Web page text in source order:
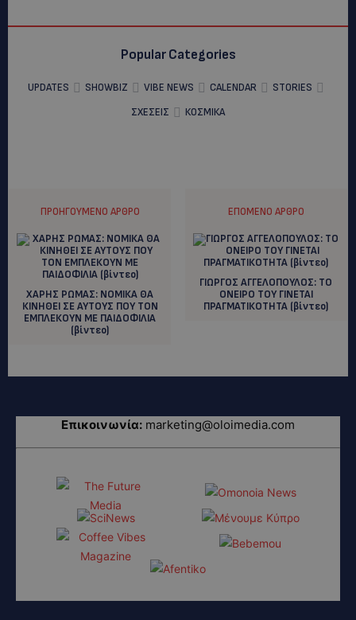
Popular Categories
UPDATES SHOWBIZ VIBE NEWS CALENDAR
STORIES
ΣΧΕΣΕΙΣ
ΚΟΣΜΙΚΑ
ΠΡΟΗΓΟΎΜΕΝΟ ΆΡΘΡΟ
XΑΡΗΣ ΡΩΜΑΣ: ΝΟΜΙΚΑ ΘΑ
ΚΙΝΗΘΕΙ ΣΕ ΑΥΤΟΥΣ ΠΟΥ ΤΟΝ
ΕΜΠΛΕΚΟΥΝ ΜΕ ΠΑΙΔΟΦΙΛΙΑ
(βίντεο)
ΕΠΌΜΕΝΟ ΆΡΘΡΟ
ΓΙΩΡΓΟΣ ΑΓΓΕΛΟΠΟΥΛΟΣ: ΤΟ
ΟΝΕΙΡΟ ΤΟΥ ΓΙΝΕΤΑΙ
ΠΡΑΓΜΑΤΙΚΟΤΗΤΑ (βίντεο)
Επικοινωνία: marketing@oloimedia.com